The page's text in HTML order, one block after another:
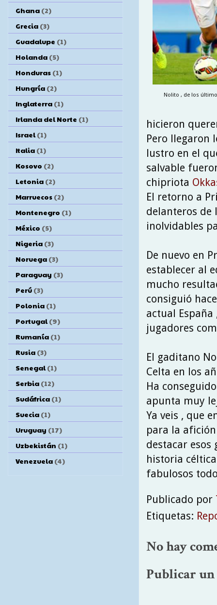
Nolito , de los
hicieron
Pero llegaron
lustro en el
salvable
chipriota
El retorno a
delanteros
inolvidables
De nuevo en
establecer al
mucho
consiguió
actual
jugadores
El gaditano
Celta en los
Ha
apunta muy
Ya veis , que
para la
destacar esos
historia
fabulosos
Publicado por
Etiquetas:
No hay
Publicar
Ghana (2)
Grecia (3)
Guadalupe (1)
Holanda (5)
Honduras (1)
Hungría (2)
Inglaterra (1)
Irlanda del Norte (1)
Israel (1)
Italia (1)
Kosovo (2)
Letonia (2)
Marruecos (2)
Montenegro (1)
México (5)
Nigeria (3)
Noruega (3)
Paraguay (3)
Perú (3)
Polonia (1)
Portugal (9)
Rumanía (1)
Rusia (3)
Senegal (1)
Serbia (12)
Sudáfrica (1)
Suecia (1)
Uruguay (17)
Uzbekistán (1)
Venezuela (4)